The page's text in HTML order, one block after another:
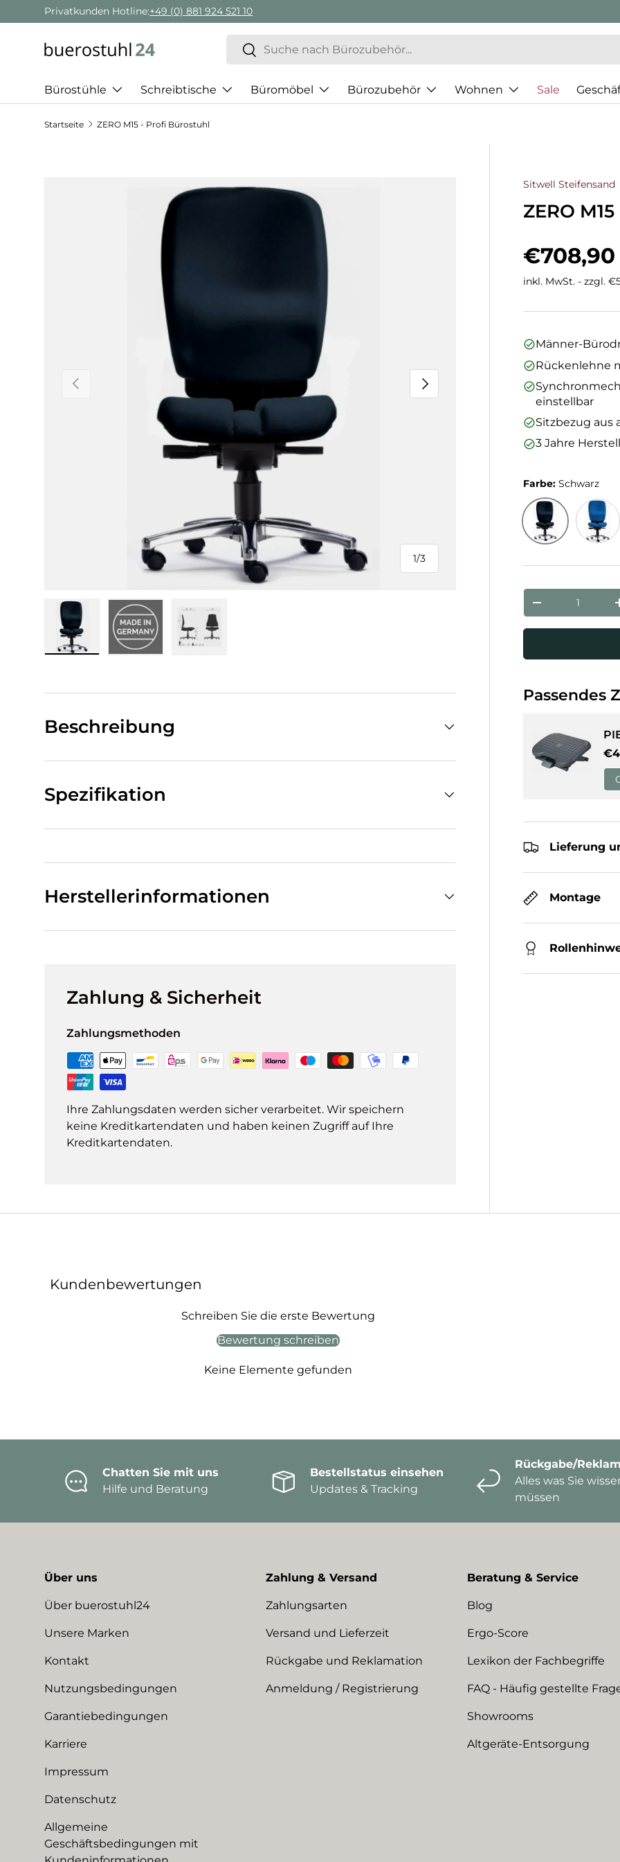
Direkt zum Inhalt
Privatkunden Hotline:+49 (0) 881 924 521 10
Suchen
Suchen
Bürostühle Schreibtische Büromöbel Bürozubehör Wohnen Sale
Startseite ZERO M15 - Profi Bürostuhl
Zu Produktinformationen springen
Vorherige
1/
von
3
Nächste
Sitwell Steifensand
ZERO
€708,90
inkl. MwSt. - zzgl.
Männer-
Rückenlehne
einstellbar
Sitzbezug aus
3 Jahre
Farbe:Schwarz
Schwarz
Anzahl
Menge
Passendes
Lieferung
Montage
Beschreibung
Spezifikation
Herstellerinformationen
Zahlung & Sicherheit
Zahlungsmethoden
Ihre Zahlungsdaten werden sicher verarbeitet. Wir speichern
keine Kreditkartendaten und haben keinen Zugriff auf Ihre
Kreditkartendaten.
Kundenbewertungen
Schreiben Sie die erste Bewertung
Bewertung schreiben
Keine Elemente gefunden
Chatten Sie mit uns
Hilfe und Beratung
Bestellstatus einsehen
Updates & Tracking
Rückgabe/
Alles was Sie
müssen
Über uns
Über buerostuhl24
Unsere Marken
Kontakt
Nutzungsbedingungen
Garantiebedingungen
Karriere
Impressum
Datenschutz
Allgemeine
Geschäftsbedingungen mit
Zahlung & Versand
Zahlungsarten
Versand und Lieferzeit
Rückgabe und Reklamation
Anmeldung / Registrierung
Beratung & Service
Blog
Ergo-Score
Lexikon der Fachbegriffe
FAQ - Häufig gestellte
Showrooms
Altgeräte-Entsorgung